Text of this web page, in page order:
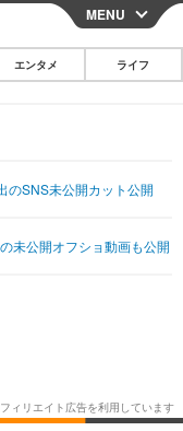
CLOSE
その他
映画・ドラマ
MENU
エンタメ ライフ
のSNS未公開カット公開
未公開オフショ動画も公開